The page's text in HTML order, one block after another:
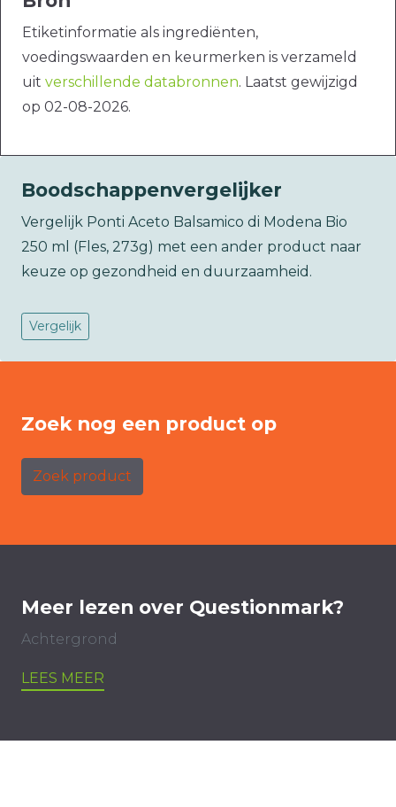
Etiketinformatie als ingrediënten,
voedingswaarden en keurmerken is verzameld
uit verschillende databronnen. Laatst gewijzigd
op 02-08-2026.
Boodschappenvergelijker
Vergelijk Ponti Aceto Balsamico di Modena Bio
250 ml (Fles, 273g) met een ander product naar
keuze op gezondheid en duurzaamheid.
Vergelijk
Zoek nog een product op
Zoek product
Meer lezen over Questionmark?
Achtergrond
LEES MEER